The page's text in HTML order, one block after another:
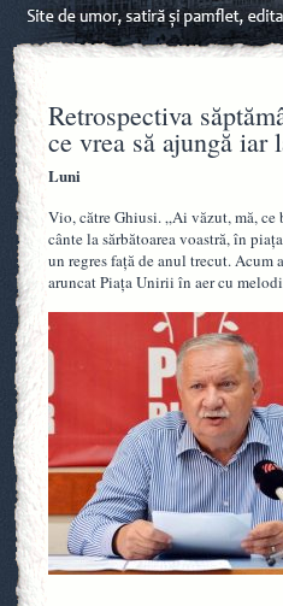
Retrospectiva
ce vrea să ajungă
Luni
Vio, către Ghiusi. „Ai văzut, mă,
cânte la sărbătoarea voastră, în
un regres față de anul trecut. Acum
aruncat Piața Unirii în aer cu